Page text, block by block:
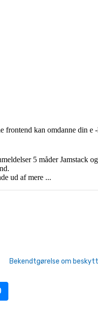
frontend kan omdanne din e
5 måder Jamstack
ud af mere ...
Bekendtgørelse om